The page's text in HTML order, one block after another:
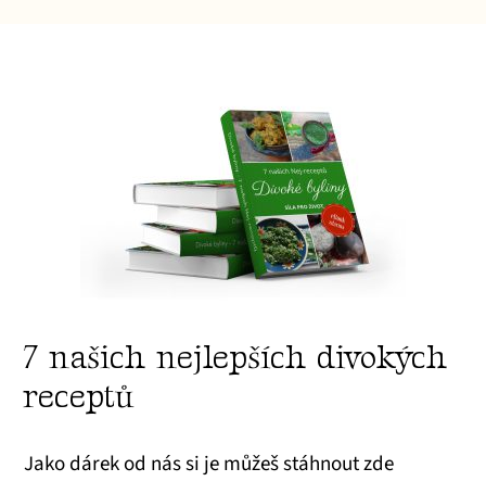
7 našich nejlepších divokých
receptů
Jako dárek od nás si je můžeš stáhnout zde